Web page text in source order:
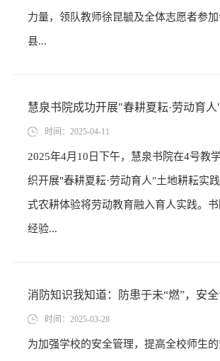
力量，领队教师徐昆毓及全体志愿者参
县...
时间：2025-04-11
2025年4月10日下午，慧泉书院在4号教
织开展"春耕夏耘·劳动育人"土地耕耘实
式农耕体验将劳动教育融入育人实践。
经验...
消防知识我知道：防患于未“燃”，安全
时间：2025-03-28
为加强学校的安全管理，提高全校师生